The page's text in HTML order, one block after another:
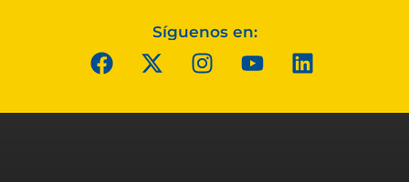
Síguenos en: